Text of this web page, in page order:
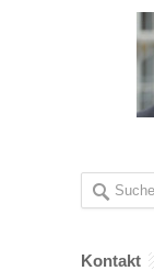
Kontakt